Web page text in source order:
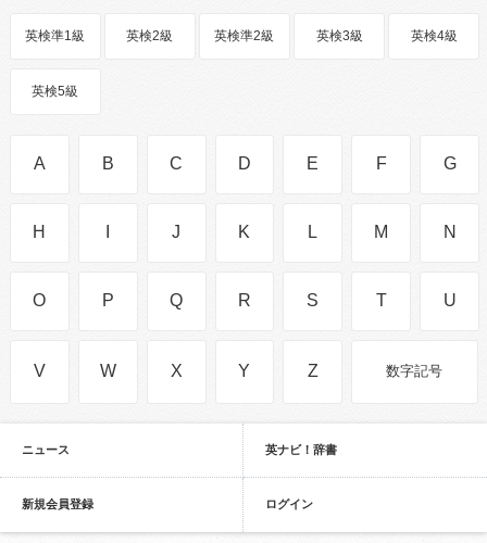
英検準1級 英検2級 英検準2級 英検3級 英検4級
英検5級
A B C D E F G
H J K L M N
O P Q R S T U
V W X Y Z 数字記号
ニュース 英ナビ！辞書
新規会員登録 ログイン